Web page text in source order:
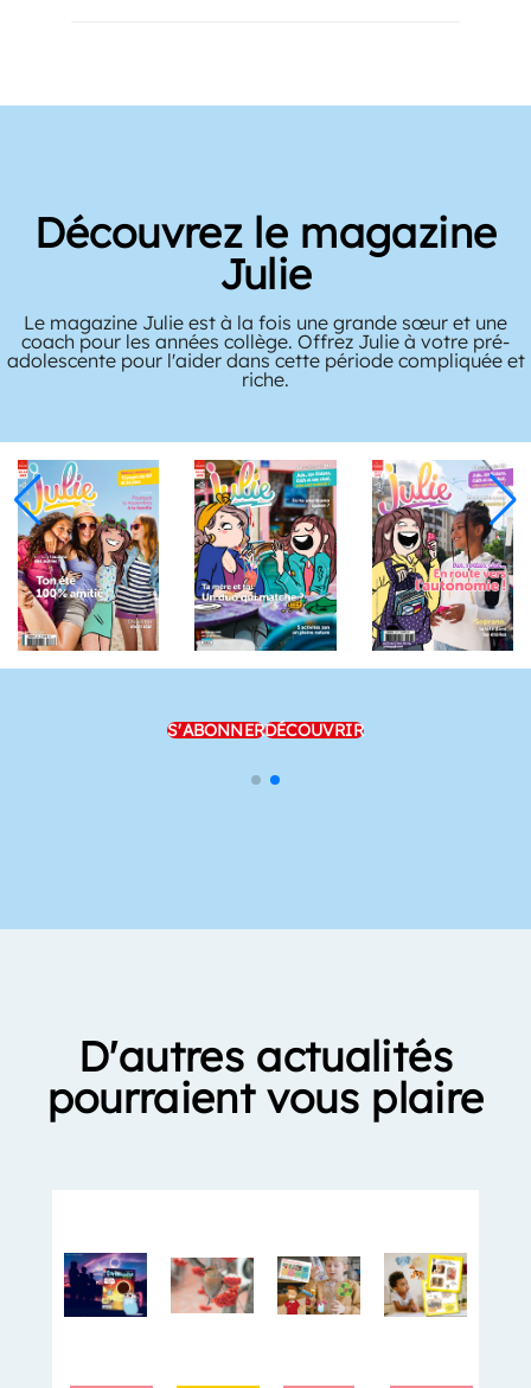
Découvrez le magazine
Julie
Le magazine Julie est à la fois une grande sœur et une
coach pour les années collège. Offrez Julie à votre pré-
adolescente pour l'aider dans cette période compliquée et
riche.
S'ABONNERDÉCOUVRIR
D'autres actualités
pourraient vous plaire